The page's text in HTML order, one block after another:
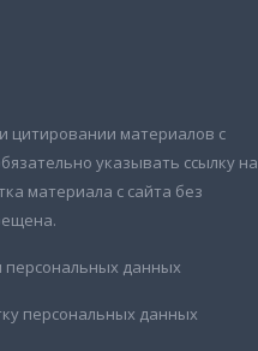
цитировании материалов с
указывать ссылку на
материала с сайта без
персональных данных
персональных данных